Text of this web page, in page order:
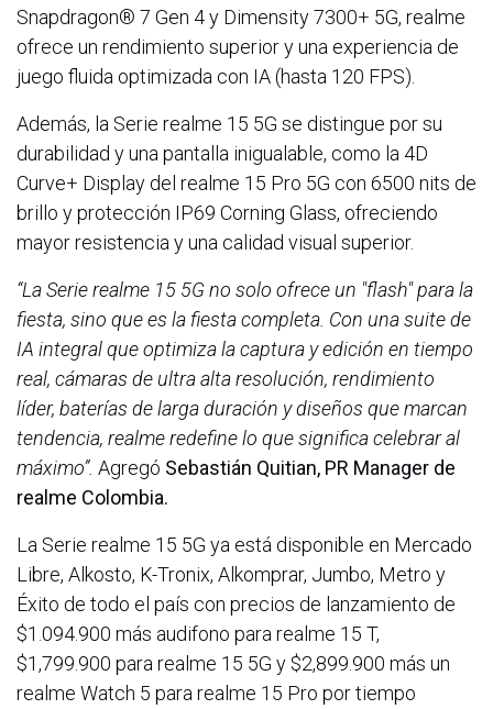
Snapdragon® 7 Gen 4 y Dimensity 7300+ 5G, realme
ofrece un rendimiento superior y una experiencia de
juego fluida optimizada con IA (hasta 120 FPS).
Además, la Serie realme 15 5G se distingue por su
durabilidad y una pantalla inigualable, como la 4D
Curve+ Display del realme 15 Pro 5G con 6500 nits de
brillo y protección IP69 Corning Glass, ofreciendo
mayor resistencia y una calidad visual superior.
“La Serie realme 15 5G no solo ofrece un "flash" para la
fiesta, sino que es la fiesta completa. Con una suite de
IA integral que optimiza la captura y edición en tiempo
real, cámaras de ultra alta resolución, rendimiento
líder, baterías de larga duración y diseños que marcan
tendencia, realme redefine lo que significa celebrar al
máximo”. Agregó Sebastián Quitian, PR Manager de
realme Colombia.
La Serie realme 15 5G ya está disponible en Mercado
Libre, Alkosto, K-Tronix, Alkomprar, Jumbo, Metro y
Éxito de todo el país con precios de lanzamiento de
$1.094.900 más audifono para realme 15 T,
$1,799.900 para realme 15 5G y $2,899.900 más un
realme Watch 5 para realme 15 Pro por tiempo